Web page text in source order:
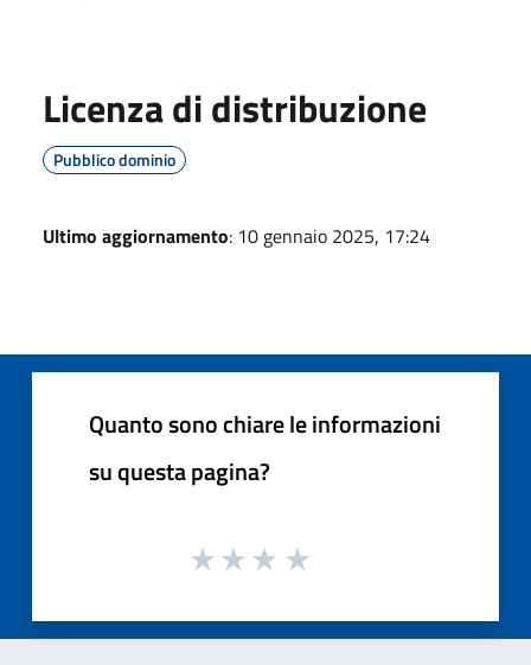
Licenza di distribuzione
Pubblico dominio
Ultimo aggiornamento: 10 gennaio 2025, 17:24
Quanto sono chiare le informazioni
su questa pagina?